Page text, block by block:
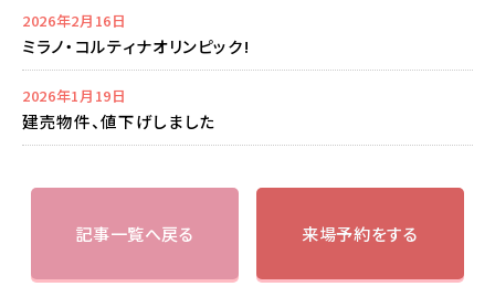
2026年2月16日
ミラノ・コルティナオリンピック!
2026年1月19日
建売物件、値下げしました
記事一覧へ戻る 来場予約をする